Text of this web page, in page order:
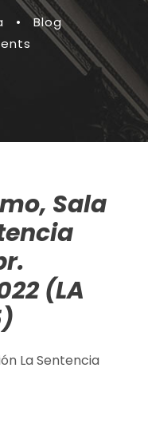
•
Blog
Sala
(LA
La Sentencia